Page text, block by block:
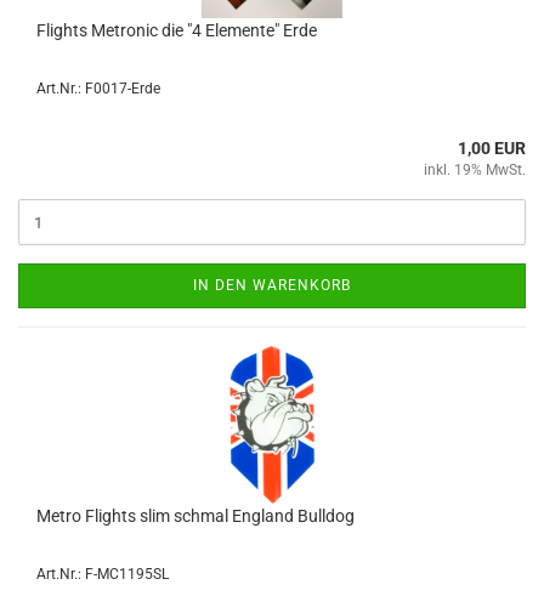
Flights Me­tro­nic die "4 Ele­men­te" Erde
Art.Nr.: F0017-Erde
1,00 EUR
inkl. 19% MwSt.
IN DEN WARENKORB
Metro Flights slim schmal Eng­land Bull­dog
Art.Nr.: F-MC1195SL